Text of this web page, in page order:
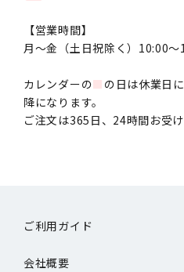
【営業時間】
月〜金（土日祝除く）10:00～
カレンダーの■ の日は休業日
降になります。
ご注文は365日、24時間お受け
ご利用ガイド
会社概要